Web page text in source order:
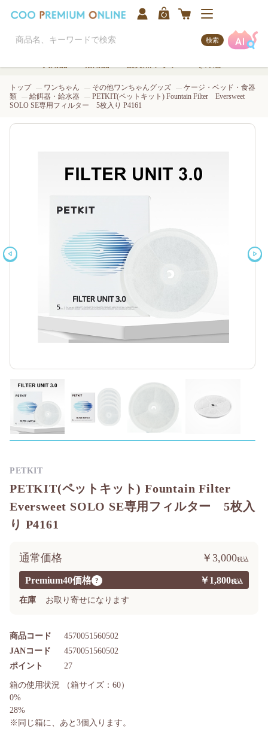
検索
トップ ワンちゃん その他ワンちゃんグッズ
ケージ・ベッド・食器
類
給餌器・給水器
PETKIT(ペットキット) Fountain Filter Eversweet
SOLO SE専用フィルター 5枚入り P4161
PETKIT(ペットキット) Fountain Filter
Eversweet SOLO SE専用フィルター 5枚入
り P4161
Premium40価格 ? ￥1,800
通常価格 ￥3,000
在庫 お取り寄せになります
商品コード 4570051560502
ポイント 27
JANコード 4570051560502
PETKIT
箱の使用状況
（箱サイズ：60）
0%
28%
※同じ箱に、あと 3個入ります。